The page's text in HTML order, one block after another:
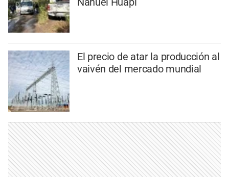
El precio de atar la producción al
vaivén del mercado mundial